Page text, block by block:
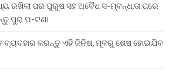
ରଖିଲା ପର ପୁରୁଷ ସହ ଅବୈଧ ସ-ମ୍ବନ୍ଧ,ତା ପରେ
ପୁରା ଘ-ଟଣା
ବ୍ୟବହାର କରନ୍ତୁ ଏହି ଜିନିଷ, ମୂଳରୁ ଶେଷ ହୋଇଯିବ